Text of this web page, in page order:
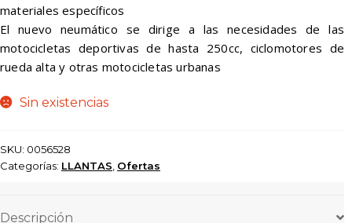
materiales específicos
El nuevo neumático se dirige a las necesidades de las
motocicletas deportivas de hasta 250cc, ciclomotores de
rueda alta y otras motocicletas urbanas
Sin existencias
SKU: 0056528
Categorías: LLANTAS Ofertas
Descripción